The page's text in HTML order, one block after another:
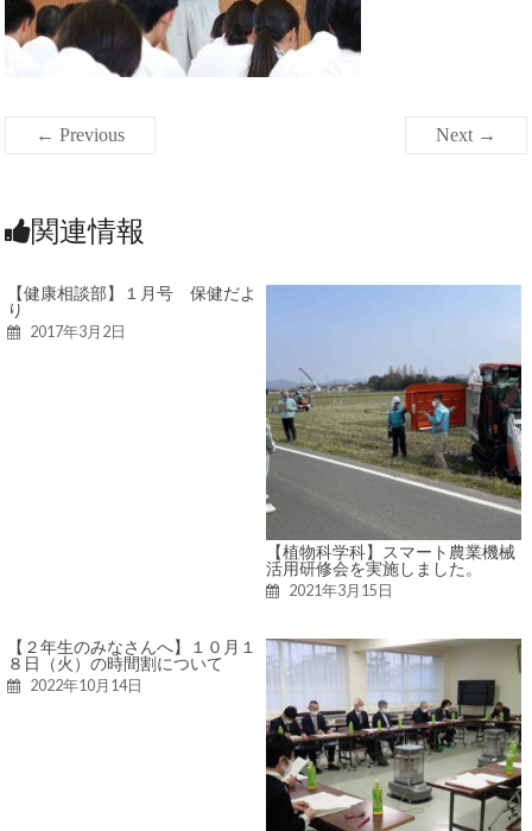
← Previous Next →
関連情報
【健康相談部】１月号 保健だよ
り
2017年3月2日
【植物科学科】スマート農業機械
活用研修会を実施しました。
2021年3月15日
【２年生のみなさんへ】１０月１
８日（火）の時間割について
2022年10月14日